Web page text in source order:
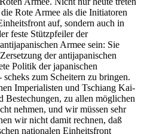
Rote Armee als die Initiatoren
auf, sondern auch in
feste Stützpfeiler der
Armee sein: Sie
der antijapanischen
Politik der japanischen
zum Scheitern zu bringen.
Imperialisten und Tschiang Kai-
Bestechungen, zu allen möglichen
nehmen, und wir müssen sehr
wir nicht damit rechnen, daß
nationalen Einheitsfront